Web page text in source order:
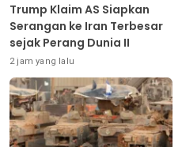
Trump Klaim AS Siapkan
Serangan ke Iran Terbesar
sejak Perang Dunia II
2 jam yang lalu